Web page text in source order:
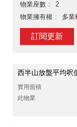
物業座數
2
物業擁有權
多業
訂閱更新
西半山放盤平均呎
實用面積
此物業